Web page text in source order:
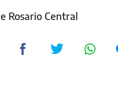
Rosario Central